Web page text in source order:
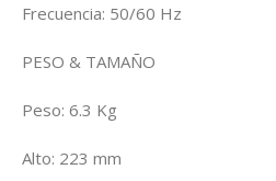
Frecuencia: 50/60 Hz
PESO & TAMAÑO
Peso: 6.3 Kg
Alto: 223 mm